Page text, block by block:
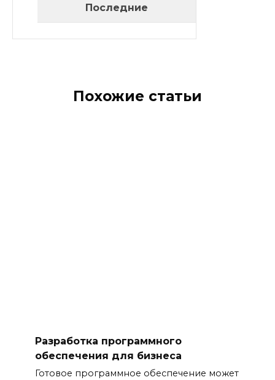
Последние
Похожие статьи
Разработка программного
обеспечения для бизнеса
Готовое программное обеспечение может